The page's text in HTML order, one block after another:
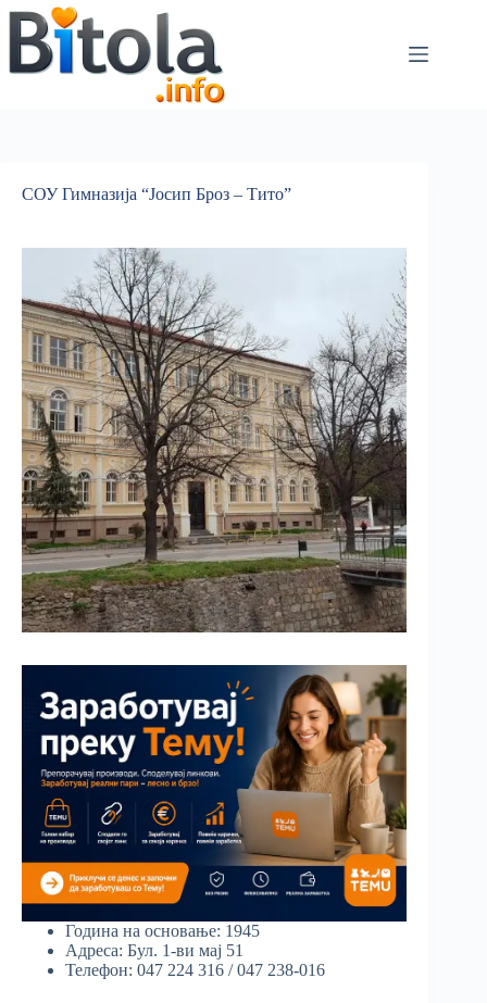
СОУ Гимназија “Јосип Броз – Тито”
Година на основање: 1945
Адреса: Бул. 1-ви мај 51
Телефон: 047 224 316 / 047 238-016